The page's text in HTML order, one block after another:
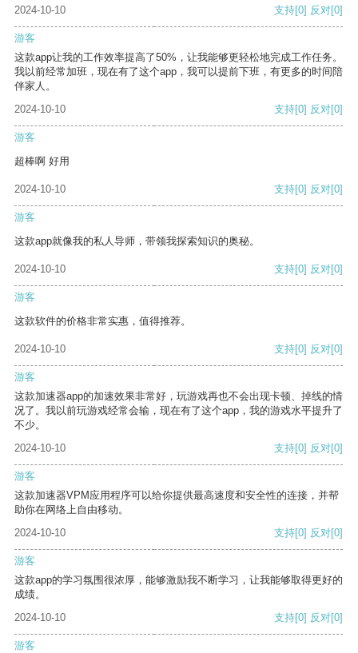
2024-10-10 支持[0] 反对[0]
游客
这款app让我的工作效率提高了50%，让我能够更轻松地完成工作任务。
我以前经常加班，现在有了这个app，我可以提前下班，有更多的时间陪
伴家人。
2024-10-10
支持[0] 反对[0]
游客
超棒啊 好用
2024-10-10 支持[0] 反对[0]
游客
这款app就像我的私人导师，带领我探索知识的奥秘。
2024-10-10 支持[0] 反对[0]
游客
这款软件的价格非常实惠，值得推荐。
2024-10-10 支持[0] 反对[0]
游客
这款加速器app的加速效果非常好，玩游戏再也不会出现卡顿、掉线的情
况了。我以前玩游戏经常会输，现在有了这个app，我的游戏水平提升了
不少。
2024-10-10
支持[0] 反对[0]
游客
这款加速器VPM应用程序可以给你提供最高速度和安全性的连接，并帮
助你在网络上自由移动。
2024-10-10
支持[0] 反对[0]
游客
这款app的学习氛围很浓厚，能够激励我不断学习，让我能够取得更好的
成绩。
2024-10-10
支持[0] 反对[0]
游客